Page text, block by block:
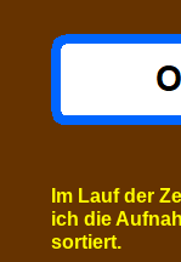
Im Lauf der
ich die
sortiert.